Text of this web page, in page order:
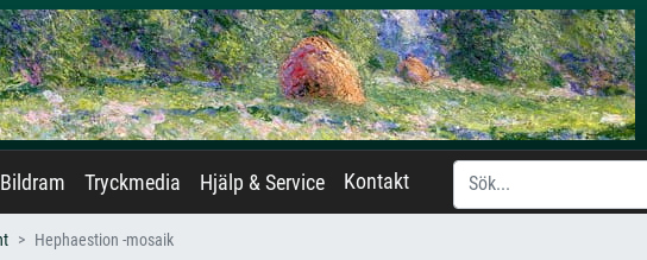
Bildram Tryckmedia Hjälp & Service Kontakt
Hephaestion -mosaik